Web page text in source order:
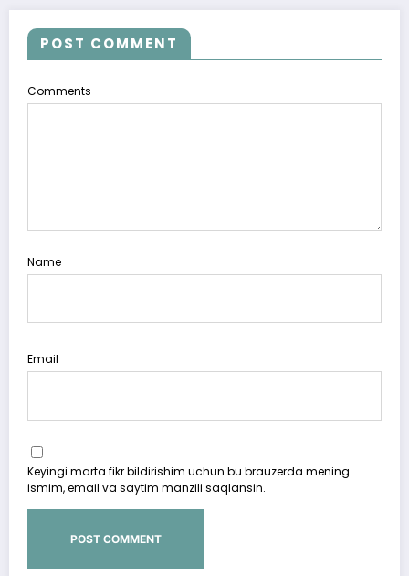
POST COMMENT
Comments
Name
Email
Keyingi marta fikr bildirishim uchun bu brauzerda mening
ismim, email va saytim manzili saqlansin.